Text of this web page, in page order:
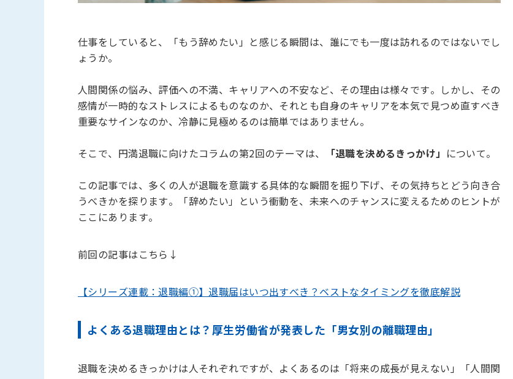
仕事をしていると、「もう辞めたい」と感じる瞬間は、誰にでも一度は訪れるのではないでし
ょうか。
人間関係の悩み、評価への不満、キャリアへの不安など、その理由は様々です。しかし、その
感情が一時的なストレスによるものなのか、それとも自身のキャリアを本気で見つめ直すべき
重要なサインなのか、冷静に見極めるのは簡単ではありません。
そこで、円満退職に向けたコラムの第2回のテーマは、 「退職を決めるきっかけ」 について。
この記事では、多くの人が退職を意識する具体的な瞬間を掘り下げ、その気持ちとどう向き合
うべきかを探ります。「辞めたい」という衝動を、未来へのチャンスに変えるためのヒントが
ここにあります。
前回の記事はこちら↓
【シリーズ連載：退職編①】退職届はいつ出すべき？ベストなタイミングを徹底解説
よくある退職理由とは？厚生労働省が発表した「男女別の離職理由」
退職を決めるきっかけは人それぞれですが、よくあるのは「将来の成長が見えない」「人間関